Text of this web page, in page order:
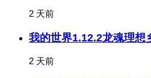
2 天前
我的世界1.12.2龙魂理想
2 天前